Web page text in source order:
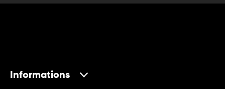
Informations